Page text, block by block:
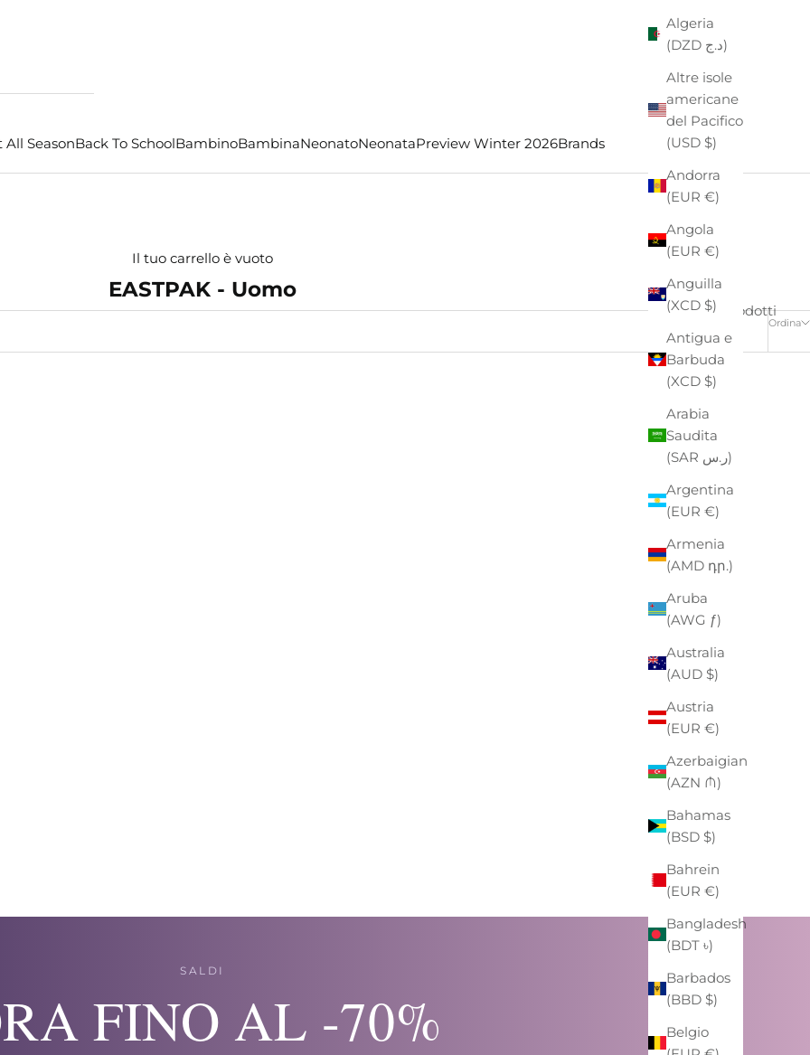
SeasonBack To SchoolBambinoBambinaNeonatoNeonataPreview Winter 2026Brands
Algeria
(DZD د.ج)
Altre isole
americane
del Pacifico
(USD $)
Andorra
(EUR €)
Angola
(EUR €)
Anguilla
(XCD $)
Antigua e
Barbuda
(XCD $)
Arabia
Saudita
(SAR ر.س)
Argentina
(EUR €)
Armenia
(AMD դր.)
Aruba
(AWG ƒ)
Australia
(AUD $)
Austria
(EUR €)
Azerbaigian
(AZN ₼)
Bahamas
(BSD $)
Bahrein
(EUR €)
Bangladesh
(BDT ৳)
Barbados
(BBD $)
Belgio
Il tuo carrello è vuoto
EASTPAK - Uomo
Ordina
4 prodotti
ZAINO EASTPAK "PADDED PAK'R"
BLU NAVYPREZZO SCONTATO
€35,00
SALDI
FINO AL -70%